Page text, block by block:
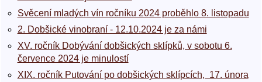
Svěcení mladých vín ročníku 2024 proběhlo 8. listopadu
2. Dobšické vinobraní - 12.10.2024 je za námi
XV. ročník Dobývání dobšických sklípků, v sobotu 6.
července 2024 je minulostí
XIX. ročník Putování po dobšických sklípcích, 17. února